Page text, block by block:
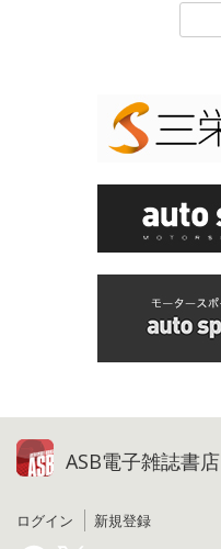
ASB電子雑誌書店
ログイン 新規登録